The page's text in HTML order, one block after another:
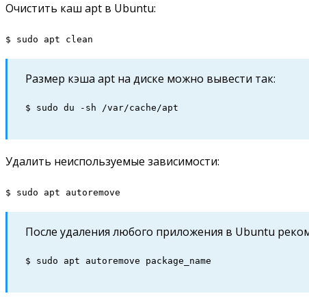
Очистить каш apt в Ubuntu:
$ sudo apt clean
Размер кэша apt на диске можно вывести так:
$ sudo du -sh /var/cache/apt
Удалить неиспользуемые зависимости:
$ sudo apt autoremove
После удаления любого приложения в Ubuntu
$ sudo apt autoremove package_name